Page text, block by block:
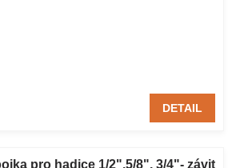
DETAIL
pro hadice 1/2",5/8", 3/4"- závit